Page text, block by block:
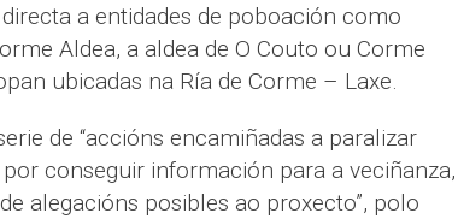
a entidades de poboación como
Aldea, a aldea de O Couto ou Corme
ubicadas na Ría de Corme – Laxe.
de “accións encamiñadas a paralizar
conseguir información para a veciñanza,
alegacións posibles ao proxecto”, polo